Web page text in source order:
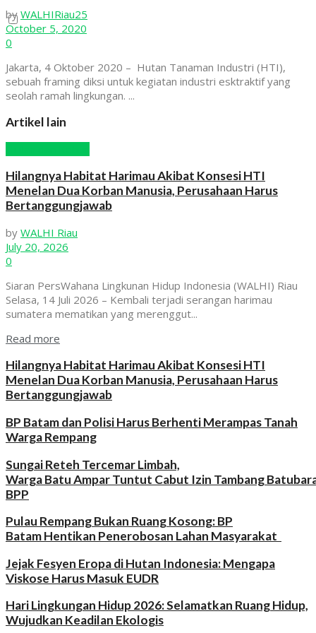
by WALHIRiau25
October 5, 2020
0
Jakarta, 4 Oktober 2020 – Hutan Tanaman Industri (HTI),
sebuah framing diksi untuk kegiatan industri esktraktif yang
seolah ramah lingkungan. ...
Artikel lain
Hilangnya Habitat Harimau Akibat Konsesi HTI
Menelan Dua Korban Manusia, Perusahaan Harus
Bertanggungjawab
by WALHI Riau
July 20, 2026
0
Siaran PersWahana Lingkunan Hidup Indonesia (WALHI) Riau
Selasa, 14 Juli 2026 – Kembali terjadi serangan harimau
sumatera mematikan yang merenggut...
Read more
Hilangnya Habitat Harimau Akibat Konsesi HTI
Menelan Dua Korban Manusia, Perusahaan Harus
Bertanggungjawab
BP Batam dan Polisi Harus Berhenti Merampas Tanah
Warga Rempang
Sungai Reteh Tercemar Limbah,
Warga Batu Ampar Tuntut Cabut Izin Tambang
BPP
Pulau Rempang Bukan Ruang Kosong: BP
Batam Hentikan Penerobosan Lahan Masyarakat
Jejak Fesyen Eropa di Hutan Indonesia: Mengapa
Viskose Harus Masuk EUDR
Hari Lingkungan Hidup 2026: Selamatkan Ruang Hidup,
Wujudkan Keadilan Ekologis